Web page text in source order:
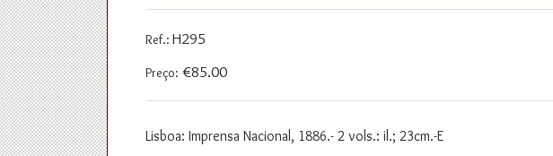
Ref.: H295
Preço: €85.00
Lisboa: Imprensa Nacional, 1886.- 2 vols.: il.; 23cm.-E